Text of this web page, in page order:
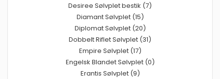
Desiree Sølvplet bestik (7)
Diamant Sølvplet (15)
Diplomat Sølvplet (20)
Dobbelt Riflet Sølvplet (31)
Empire Sølvplet (17)
Engelsk Blandet Sølvplet (0)
Erantis Sølvplet (9)